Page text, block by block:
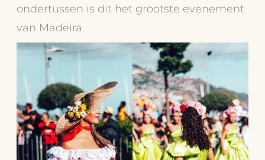
ondertussen is dit het grootste evenement
van Madeira.